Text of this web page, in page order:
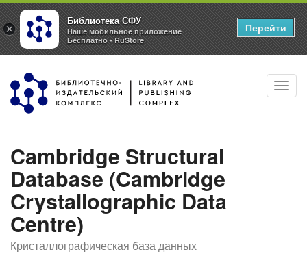
Перейти
основному
Cambridge Structural
Database (Cambridge
Crystallographic Data
Centre)
Кристаллографическая база данных
×
Библиотека СФУ
Наше мобильное приложение
Бесплатно - RuStore
Перейти